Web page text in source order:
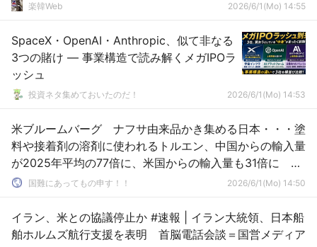
楽韓Web 2026/6/1(Mo) 14:55
SpaceX・OpenAI・Anthropic、似て非なる
3つの賭け ― 事業構造で読み解くメガIPOラ
ッシュ
投資ネタ集めておいたのだ！ 2026/6/1(Mo) 14:53
米ブルームバーグ ナフサ由来品かき集める日本・・・塗
料や接着剤の溶剤に使われるトルエン、中国からの輸入量
が2025年平均の77倍に、米国からの輸入量も31倍に
6/1
国難にあってもの申す！！ 2026/6/1(Mo) 14:50
イラン、米との協議停止か #速報 | イラン大統領、日本船
舶ホルムズ航行支援を表明 首脳電話会談＝国営メディア